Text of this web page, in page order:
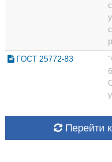
ГОСТ 25772-83
Перейти